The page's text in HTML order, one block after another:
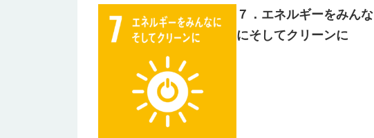
７．エネルギーをみんな
にそしてクリーンに